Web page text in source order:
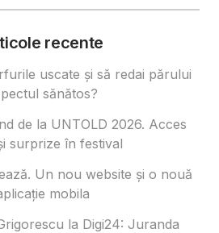
recente
uscate și să redai părului
sănătos?
de la UNTOLD 2026. Acces
surprize în festival
Un nou website și o nouă
mobila
la Digi24: Juranda